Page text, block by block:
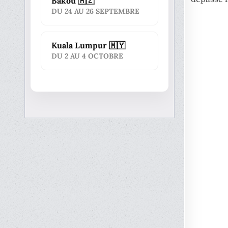
DU 24 AU 26 SEPTEMBRE
Kuala Lumpur 🇲🇾
DU 2 AU 4 OCTOBRE